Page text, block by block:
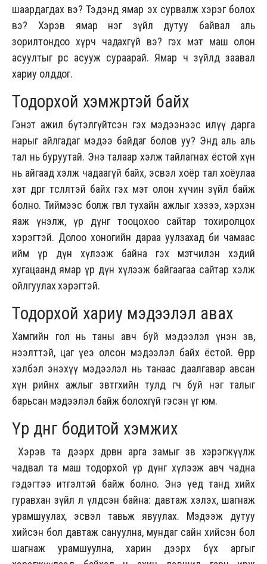
шаардагдах вэ? Тэдэнд ямар эх сурвалж хэрэг болох
вэ? Хэрэв ямар нэг зүйл дутуу байвал аль
зорилтондоо хүрч чадахгүй вэ? гэх мэт маш олон
асуултыг өөрөөсөө асууж сураарай. Ямар ч зүйлд заавал
хариу олддог.
Тодорхой хэмжүүртэй байх
Гэнэт ажил бүтэлгүйтсэн гэх мэдээнээс илүү дарга
нарыг айлгадаг мэдээ байдаг болов уу? Энд аль аль
тал нь буруутай. Энэ талаар хэлж тайлагнах ёстой хүн
нь айгаад хэлж чадаагүй байх, эсвэл хоёр тал хоёулаа
хэт өөдрөг төсөөлөлтэй байх гэх мэт олон хүчин зүйл байж
болно. Тиймээс болж өгвөл тухайн ажлыг хэзээ, хэрхэн
яаж үнэлж, үр дүнг тооцохоо сайтар тохиролцох
хэрэгтэй. Долоо хоногийн дараа уулзахад би чамаас
ийм үр дүн хүлээж байна гэх мэтчилэн хэдий
хугацаанд ямар үр дүн хүлээж байгаагаа сайтар хэлж
ойлгуулах хэрэгтэй.
Тодорхой хариу мэдээлэл авах
Хамгийн гол нь таны авч буй мэдээлэл үнэн зөв,
нээлттэй, цаг үеэ олсон мэдээлэл байх ёстой. Өөрөөр
хэлбэл энэхүү мэдээлэл нь танаас даалгавар авсан
хүн өөрийнхөө ажлыг зөвтгөхийн тулд өгч буй нэг талыг
барьсан мэдээлэл байж болохгүй гэсэн үг юм.
Үр дүнг бодитой хэмжих
Хэрэв та дээрх дөрвөн арга замыг зөв хэрэгжүүлж
чадвал та маш тодорхой үр дүнг хүлээж авч чадна
гэдэгтээ итгэлтэй байж болно. Энэ үед танд хийх
гуравхан зүйл л үлдсэн байна: давтаж хэлэх, шагнаж
урамшуулах, эсвэл тавьж явуулах. Мэдээж дутуу
хийсэн бол давтаж сануулна, мундаг сайн хийсэн бол
шагнаж урамшуулна, харин дээрх бүх аргыг